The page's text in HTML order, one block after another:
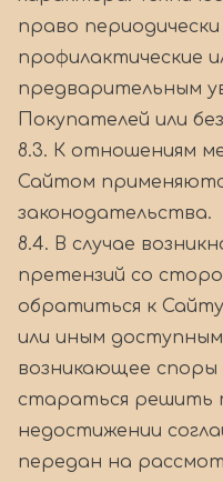
право
профилактические
предварительным
Покупателей или
8.3. К отношениям
Сайтом
законодательства.
8.4. В случае
претензий со
обратиться к
или иным
возникающее
стараться решить
недостижении
передан на